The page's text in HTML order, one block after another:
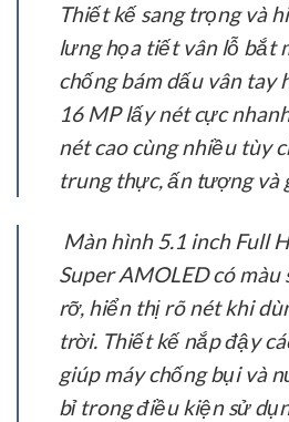
Thiết kế sang trọng và
lưng họa tiết vân lỗ bắt
chống bám dấu vân tay
16 MP lấy nét cực
nét cao cùng nhiều tùy
trung thực, ấn tượng và
Màn hình 5.1 inch Full
Super AMOLED có màu
rỡ, hiển thị rõ nét khi
trời. Thiết kế nắp đậy
giúp máy chống bụi và
bỉ trong điều kiện sử